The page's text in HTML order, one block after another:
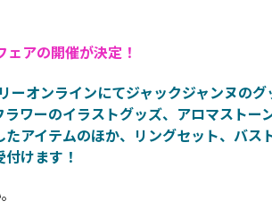
アの開催が決定！
ーオンラインにてジャックジャンヌの
ワーのイラストグッズ、アロマストー
アイテムのほか、リングセット、バス
けます！